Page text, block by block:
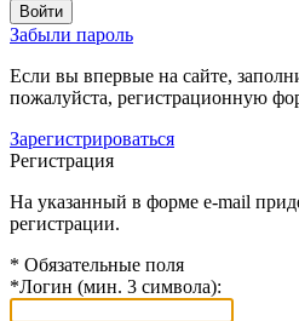
Забыли пароль
Если вы впервые на сайте,
пожалуйста, регистрационную
Зарегистрироваться
Регистрация
На указанный в форме e-mail
регистрации.
* Обязательные поля
*Логин (мин. 3 символа):